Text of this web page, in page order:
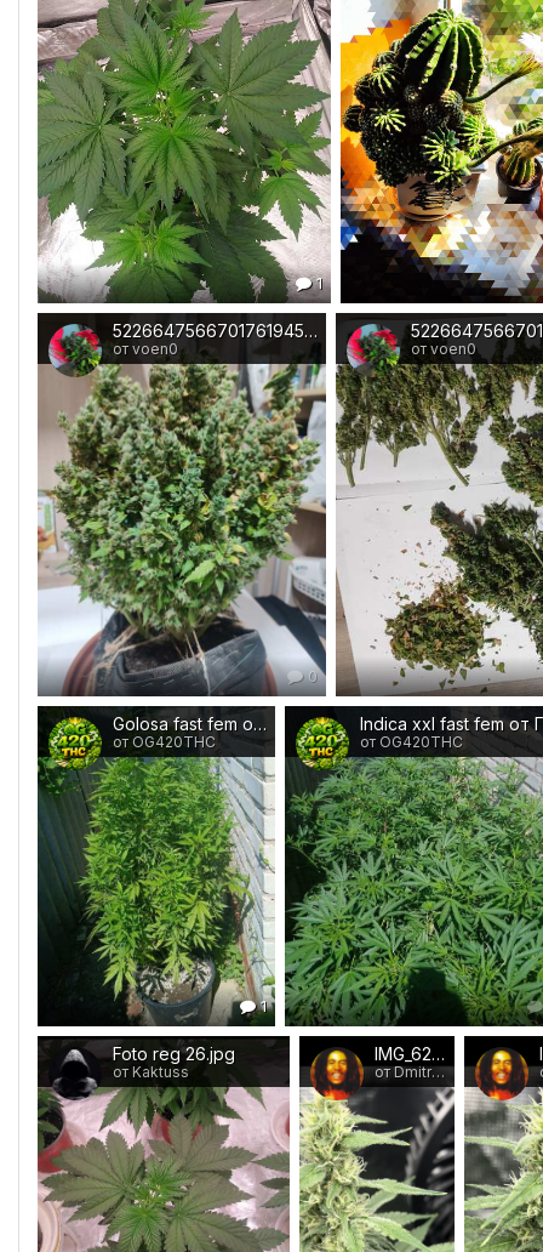
1
5226647566701761945.jpg
от voen0
0
от voen0
Golosa fast fem от Гудмастера
от OG420THC
1
от OG420THC
Foto reg 26.jpg
от Kaktuss
IMG_6281.png
от Dmitriyind